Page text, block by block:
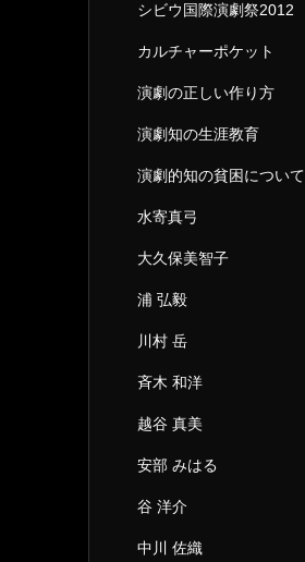
シビウ国際演劇祭2012
カルチャーポケット
演劇の正しい作り方
演劇知の生涯教育
演劇的知の貧困について
水寄真弓
大久保美智子
浦 弘毅
川村 岳
斉木 和洋
越谷 真美
安部 みはる
谷 洋介
中川 佐織